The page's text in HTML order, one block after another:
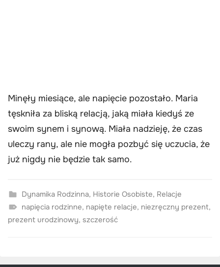
Minęły miesiące, ale napięcie pozostało. Maria
tęskniła za bliską relacją, jaką miała kiedyś ze
swoim synem i synową. Miała nadzieję, że czas
uleczy rany, ale nie mogła pozbyć się uczucia, że
już nigdy nie będzie tak samo.
Dynamika Rodzinna, Historie Osobiste, Relacje
napięcia rodzinne, napięte relacje, niezręczny prezent,
prezent urodzinowy, szczerość